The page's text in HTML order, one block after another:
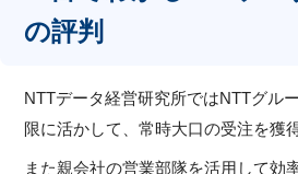
の評判
NTTデータ経営研究所ではNTTグル
限に活かして、常時大口の受注を獲
また親会社の営業部隊を活用して効